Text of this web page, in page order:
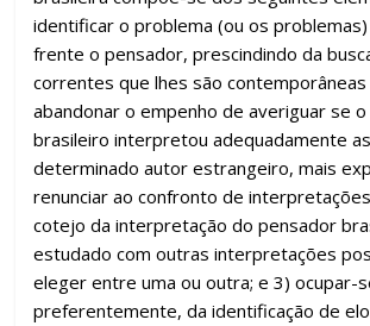
identificar o problema (ou os
frente o pensador, prescindindo da
correntes que lhes são
abandonar o empenho de averiguar se
brasileiro interpretou adequadamente
determinado autor estrangeiro, mais
renunciar ao confronto de
cotejo da interpretação do pensador
estudado com outras interpretações
eleger entre uma ou outra; e 3) ocupar-
preferentemente, da identificação de